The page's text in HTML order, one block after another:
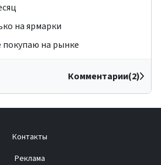
на ярмарки
на рынке
Комментарии(2)
Контакты
Реклама